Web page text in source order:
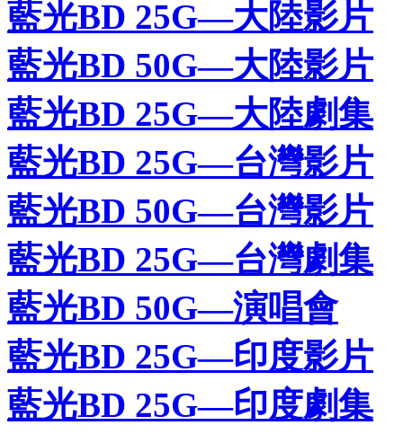
藍光BD 25G—大陸影片
藍光BD 50G—大陸影片
藍光BD 25G—大陸劇集
藍光BD 25G—台灣影片
藍光BD 50G—台灣影片
藍光BD 25G—台灣劇集
藍光BD 50G—演唱會
藍光BD 25G—印度影片
藍光BD 25G—印度劇集